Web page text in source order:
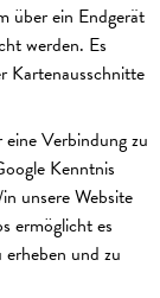
über ein Endgerät
werden. Es
Kartenausschnitte
Verbindung zu
Kenntnis
unsere Website
ermöglicht es
und zu